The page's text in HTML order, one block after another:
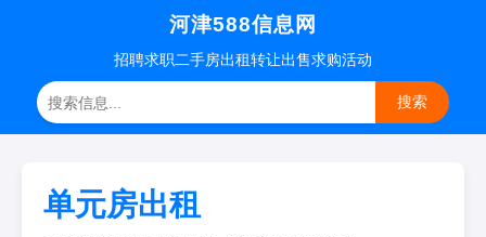
河津588信息网
招聘求职二手房出租转让出售求购活动
搜索
单元房出租